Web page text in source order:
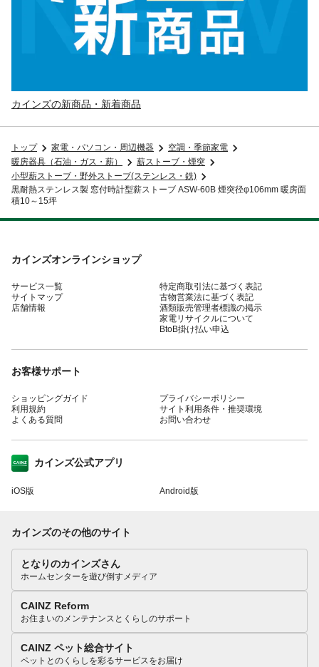
カインズの新商品・新着商品
トップ 家電・パソコン・周辺機器
空調・季節家電
暖房器具（石油・ガス・薪）
薪ストーブ・煙突
小型薪ストーブ・野外ストーブ(ステンレス・鉄)
黒耐熱ステンレス製 窓付時計型薪ストーブ ASW-60B 煙突径φ106mm 暖房面
積10～15坪
カインズオンラインショップ
サービス一覧
サイトマップ
店舗情報
特定商取引法に基づく表記
古物営業法に基づく表記
酒類販売管理者標識の掲示
家電リサイクルについて
BtoB掛け払い申込
お客様サポート
ショッピングガイド
利用規約
よくある質問
プライバシーポリシー
サイト利用条件・推奨環境
お問い合わせ
カインズ公式アプリ
iOS版 Android版
カインズのその他のサイト
となりのカインズさん
ホームセンターを遊び倒すメディア
CAINZ Reform
お住まいのメンテナンスとくらしのサポート
CAINZ ペット総合サイト
ペットとのくらしを彩るサービスをお届け